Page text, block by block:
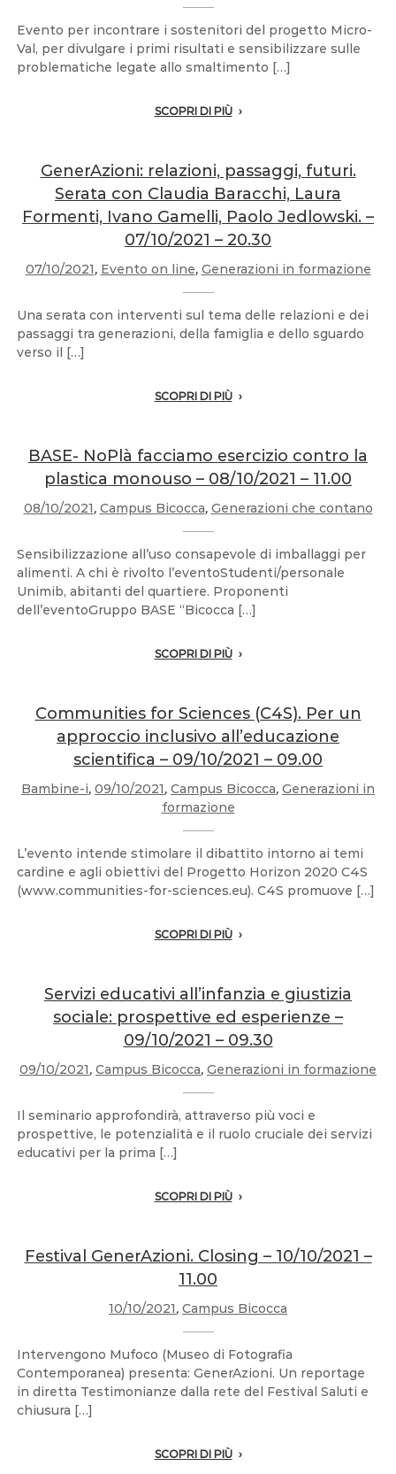
Evento per incontrare i sostenitori del progetto Micro-
Val, per divulgare i primi risultati e sensibilizzare sulle
problematiche legate allo smaltimento […]
SCOPRI DI PIÙ
GenerAzioni: relazioni, passaggi, futuri.
Serata con Claudia Baracchi, Laura
Formenti, Ivano Gamelli, Paolo Jedlowski. –
07/10/2021 – 20.30
07/10/2021, Evento on line, Generazioni in formazione
Una serata con interventi sul tema delle relazioni e dei
passaggi tra generazioni, della famiglia e dello sguardo
verso il […]
SCOPRI DI PIÙ
BASE- NoPlà facciamo esercizio contro la
plastica monouso – 08/10/2021 – 11.00
08/10/2021, Campus Bicocca, Generazioni che contano
Sensibilizzazione all’uso consapevole di imballaggi per
alimenti. A chi è rivolto l’eventoStudenti/personale
Unimib, abitanti del quartiere. Proponenti
dell’eventoGruppo BASE “Bicocca […]
SCOPRI DI PIÙ
Communities for Sciences (C4S). Per un
approccio inclusivo all’educazione
scientifica – 09/10/2021 – 09.00
Bambine-i, 09/10/2021, Campus Bicocca, Generazioni in
formazione
L’evento intende stimolare il dibattito intorno ai temi
cardine e agli obiettivi del Progetto Horizon 2020 C4S
(www.communities-for-sciences.eu). C4S promuove […]
SCOPRI DI PIÙ
Servizi educativi all’infanzia e giustizia
sociale: prospettive ed esperienze –
09/10/2021 – 09.30
09/10/2021, Campus Bicocca, Generazioni in formazione
Il seminario approfondirà, attraverso più voci e
prospettive, le potenzialità e il ruolo cruciale dei servizi
educativi per la prima […]
SCOPRI DI PIÙ
Festival GenerAzioni. Closing – 10/10/2021 –
11.00
10/10/2021, Campus Bicocca
Intervengono Mufoco (Museo di Fotografia
Contemporanea) presenta: GenerAzioni. Un reportage
in diretta Testimonianze dalla rete del Festival Saluti e
chiusura […]
SCOPRI DI PIÙ